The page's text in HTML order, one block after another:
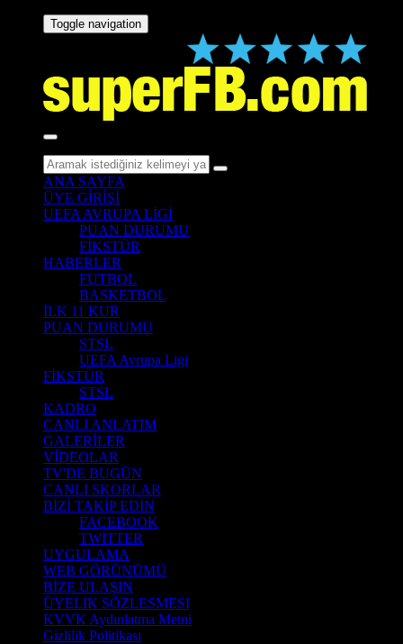
Toggle navigation
ANA SAYFA
ÜYE GİRİŞİ
UEFA AVRUPA LİGİ
PUAN DURUMU
FİKSTÜR
HABERLER
FUTBOL
BASKETBOL
İLK 11 KUR
PUAN DURUMU
STSL
UEFA Avrupa Ligi
FİKSTÜR
STSL
KADRO
CANLI ANLATIM
GALERİLER
VİDEOLAR
TV'DE BUGÜN
CANLI SKORLAR
BİZİ TAKİP EDİN
FACEBOOK
TWİTTER
UYGULAMA
WEB GÖRÜNÜMÜ
BİZE ULAŞIN
ÜYELIK SÖZLESMESI
KVVK Aydınlatma Metni
Gizlilik Politikası